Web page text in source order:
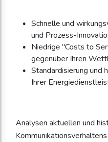
Schnelle und
und Prozess-
Niedrige "Costs to
gegenüber Ihren
Standardisierung und
Ihrer
Analysen aktuellen und